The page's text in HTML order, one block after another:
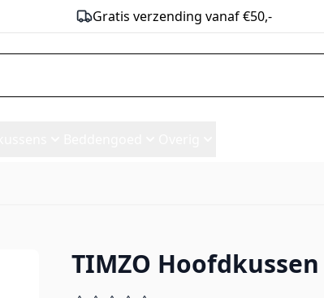
Gratis verzending vanaf €50,-
TIMZO